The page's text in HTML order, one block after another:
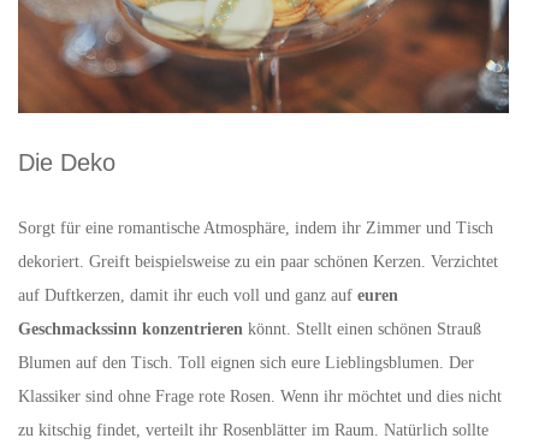
Die Deko
Sorgt für eine romantische Atmosphäre, indem ihr Zimmer und Tisch
dekoriert. Greift beispielsweise zu ein paar schönen Kerzen. Verzichtet
auf Duftkerzen, damit ihr euch voll und ganz auf euren
Geschmackssinn konzentrieren könnt. Stellt einen schönen Strauß
Blumen auf den Tisch. Toll eignen sich eure Lieblingsblumen. Der
Klassiker sind ohne Frage rote Rosen. Wenn ihr möchtet und dies nicht
zu kitschig findet, verteilt ihr Rosenblätter im Raum. Natürlich sollte